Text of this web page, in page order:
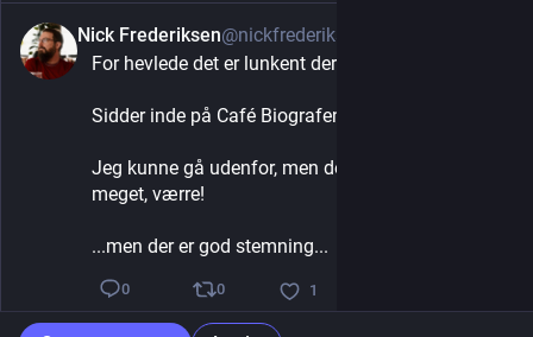
Nick Frederiksen@nickfrederiksen
For hevlede det er lunkent derude!
Sidder inde på Café Biografen og koger over...
Jeg kunne gå udenfor, men der er det bare meget,
meget, værre!
...men der er god stemning...
0 0 1